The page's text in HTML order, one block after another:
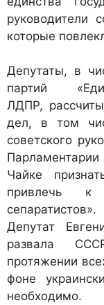
руководители
которые
Депутаты, в
партий
ЛДПР,
дел, в том
советского
Чайке
привлечь к
сепаратистов».
Депутат
развала
протяжении
фоне